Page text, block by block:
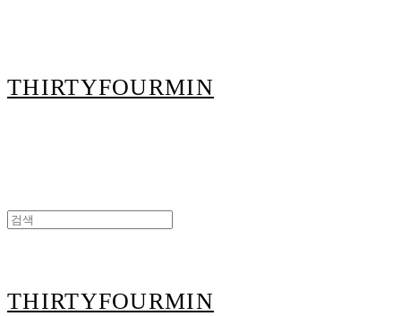
THIRTYFOURMIN
THIRTYFOURMIN